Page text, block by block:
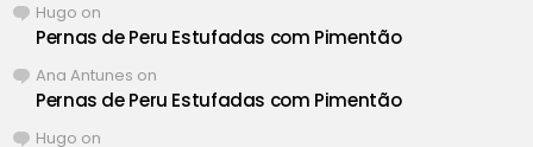
Hugo on
Pernas de Peru Estufadas com Pimentão
Ana Antunes on
Pernas de Peru Estufadas com Pimentão
Hugo on